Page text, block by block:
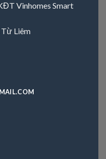
Vinhomes Smart
Liêm